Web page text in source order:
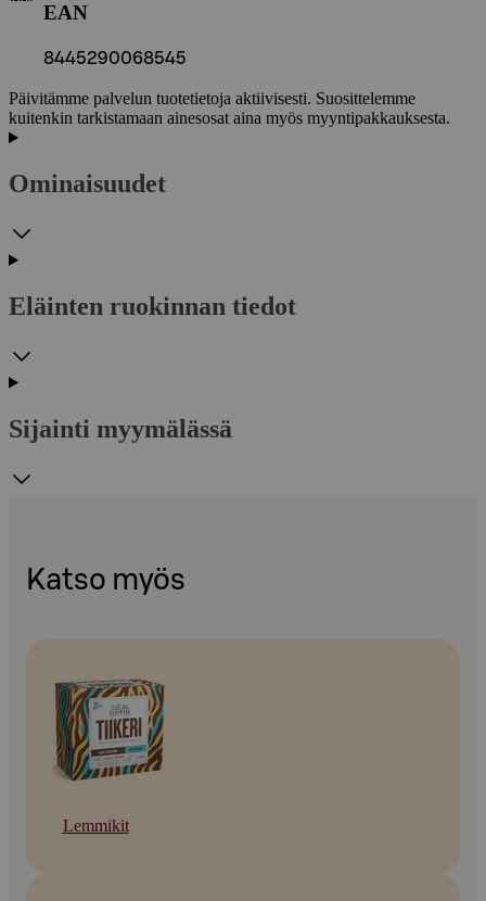
EAN
8445290068545
Päivitämme palvelun tuotetietoja aktiivisesti. Suosittelemme
kuitenkin tarkistamaan ainesosat aina myös myyntipakkauksesta.
Ominaisuudet
Eläinten ruokinnan tiedot
Sijainti myymälässä
Katso myös
Lemmikit